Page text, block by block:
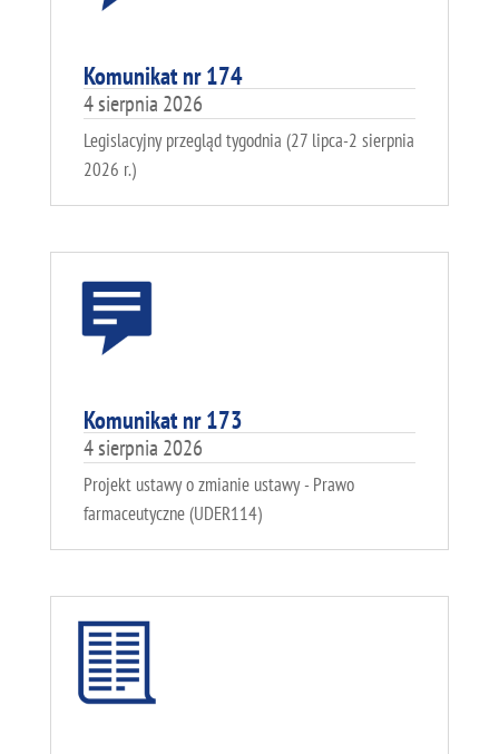
Komunikat nr 174
4 sierpnia 2026
Legislacyjny przegląd tygodnia (27 lipca-2 sierpnia
2026 r.)
Komunikat nr 173
4 sierpnia 2026
Projekt ustawy o zmianie ustawy - Prawo
farmaceutyczne (UDER114)